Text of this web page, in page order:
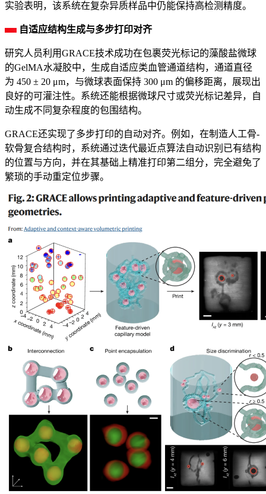
实验表明，该系统在复杂异质样品中仍能保持高检测精度。
自适应结构生成与多步打印对齐
研究人员利用GRACE技术成功在包裹荧光标记的藻酸盐微球
的GelMA水凝胶中，生成自适应类血管通道结构，通道直径
为 450 ± 20 μm，与微球表面保持 300 μm 的偏移距离，展现出
良好的可灌注性。系统还能根据微球尺寸或荧光标记差异，自
动生成不同复杂程度的包围结构。
GRACE还实现了多步打印的自动对齐。例如，在制造人工骨-
软骨复合结构时，系统通过迭代最近点算法自动识别已有结构
的位置与方向，并在其基础上精准打印第二组分，完全避免了
繁琐的手动重定位步骤。